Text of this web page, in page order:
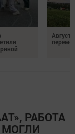
Август
РАБОТА